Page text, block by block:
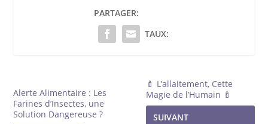
PARTAGER:
TAUX:
Alerte Alimentaire : Les
Farines d’Insectes, une
Solution Dangereuse ?
🍼 L’allaitement, Cette
Magie de l’Humain 🍼
SUIVANT